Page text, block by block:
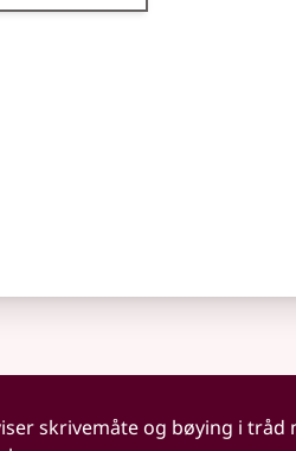
skrivemåte og bøying i tråd